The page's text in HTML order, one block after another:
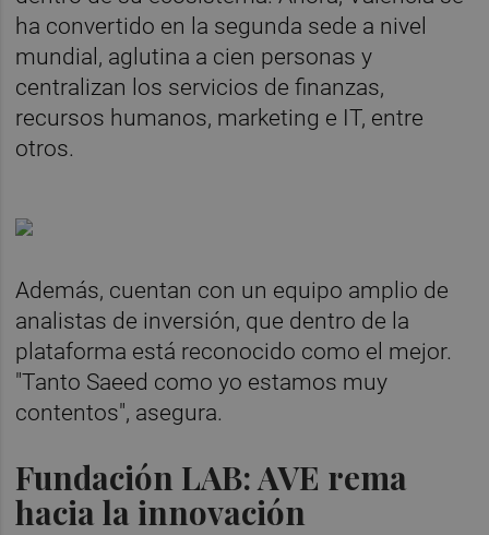
ha convertido en la segunda sede a nivel
mundial, aglutina a cien personas y
centralizan los servicios de finanzas,
recursos humanos, marketing e IT, entre
otros.
Además, cuentan con un equipo amplio de
analistas de inversión, que dentro de la
plataforma está reconocido como el mejor.
"Tanto Saeed como yo estamos muy
contentos", asegura.
Fundación LAB: AVE rema
hacia la innovación